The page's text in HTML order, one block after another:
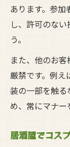
あります。参
し、許可のな
う。
また、他のお
厳禁です。例え
装の一部を触
め、常にマナー
居酒屋でコス